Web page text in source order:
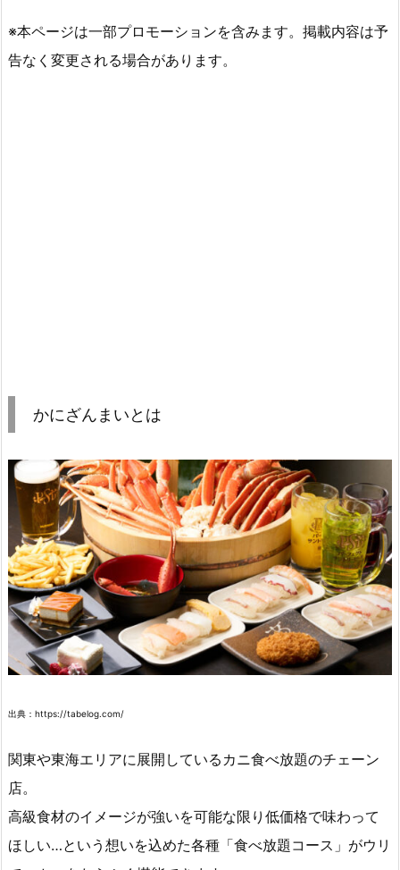
※本ページは一部プロモーションを含みます。掲載内容は予
告なく変更される場合があります。
かにざんまいとは
出典：https://tabelog.com/
関東や東海エリアに展開しているカニ食べ放題のチェーン
店。
高級食材のイメージが強いを可能な限り低価格で味わって
ほしい…という想いを込めた各種「食べ放題コース」がウリ